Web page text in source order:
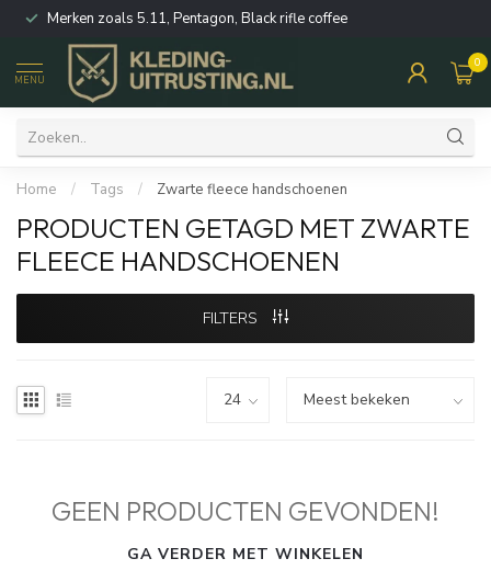
Merken zoals 5.11, Pentagon, Black rifle coffee
MENU
0
Home / Tags / Zwarte fleece handschoenen
PRODUCTEN GETAGD MET ZWARTE
FLEECE HANDSCHOENEN
FILTERS
GEEN PRODUCTEN GEVONDEN!
GA VERDER MET WINKELEN